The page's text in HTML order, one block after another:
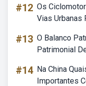
#12 Os
Vias Urbanas
#13 O Balanco
Patrimonial
#14 Na China
Importantes